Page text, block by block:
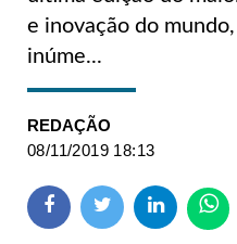
e inovação do
inúme...
REDAÇÃO
08/11/2019 18:13